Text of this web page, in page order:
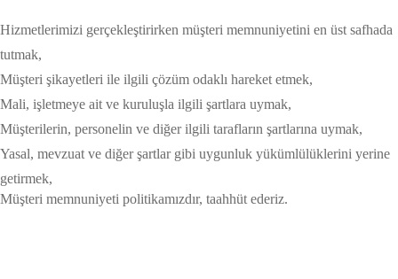
Hizmetlerimizi gerçekleştirirken müşteri memnuniyetini en üst safhada
tutmak,
Müşteri şikayetleri ile ilgili çözüm odaklı hareket etmek,
Mali, işletmeye ait ve kuruluşla ilgili şartlara uymak,
Müşterilerin, personelin ve diğer ilgili tarafların şartlarına uymak,
Yasal, mevzuat ve diğer şartlar gibi uygunluk yükümlülüklerini yerine
getirmek,
Müşteri memnuniyeti politikamızdır, taahhüt ederiz.